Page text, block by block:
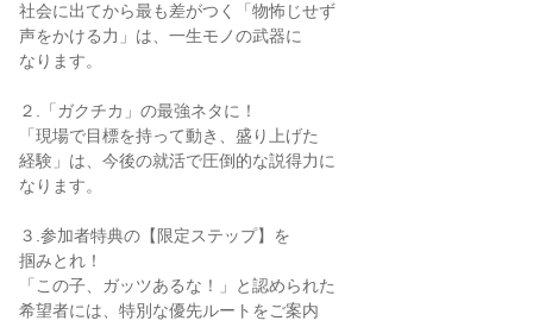
社会に出てから最も差がつく「物怖じせず
声をかける力」は、一生モノの武器に
なります。
２.「ガクチカ」の最強ネタに！
「現場で目標を持って動き、盛り上げた
経験」は、今後の就活で圧倒的な説得力に
なります。
３.参加者特典の【限定ステップ】を
掴みとれ！
「この子、ガッツあるな！」と認められた
希望者には、特別な優先ルートをご案内